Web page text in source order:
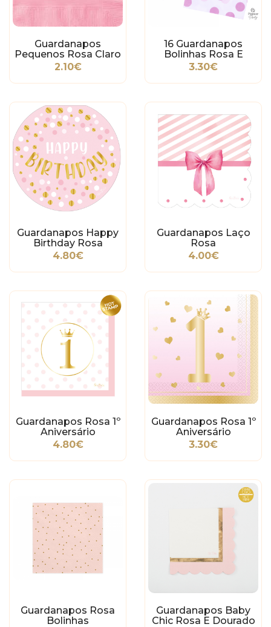
Guardanapos
Pequenos Rosa Claro
2.10€
16 Guardanapos
Bolinhas Rosa E
Dourado
3.30€
Guardanapos Happy
Birthday Rosa
4.80€
Guardanapos Laço
Rosa
4.00€
Guardanapos Rosa 1º
Aniversário
4.80€
Guardanapos Rosa 1º
Aniversário
3.30€
Guardanapos Rosa
Bolinhas
Guardanapos Baby
Chic Rosa E Dourado